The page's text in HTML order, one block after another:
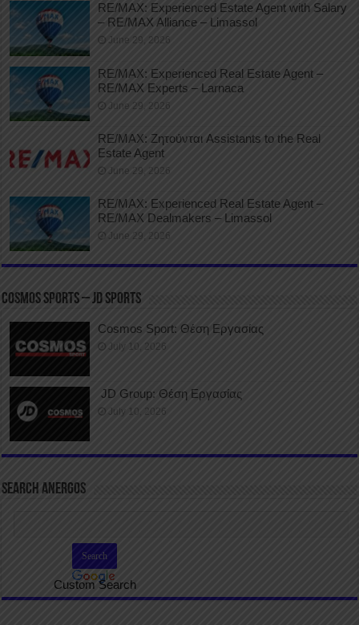
RE/MAX: Experienced Estate Agent with Salary
– RE/MAX Alliance – Limassol
June 29, 2026
RE/MAX: Experienced Real Estate Agent –
RE/MAX Experts – Larnaca
June 29, 2026
RE/MAX: Ζητούνται Assistants to the Real
Estate Agent
June 29, 2026
RE/MAX: Experienced Real Estate Agent –
RE/MAX Dealmakers – Limassol
June 29, 2026
COSMOS SPORTS – JD SPORTS
Cosmos Sport: Θέση Εργασίας
July 10, 2026
JD Group: Θέση Εργασίας
July 10, 2026
SEARCH ANERGOS
Custom Search